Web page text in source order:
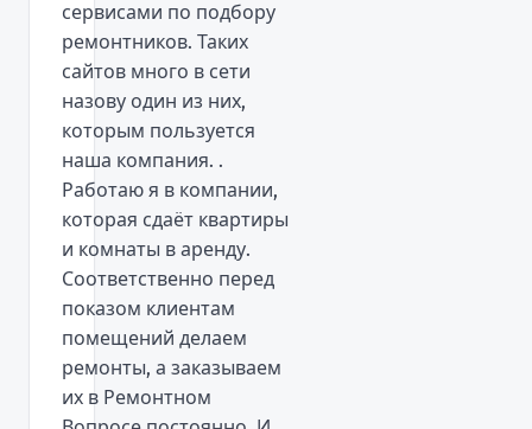
сервисами по подбору
ремонтников. Таких
сайтов много в сети
назову один из них,
которым пользуется
наша компания. .
Работаю я в компании,
которая сдаёт квартиры
и комнаты в аренду.
Соответственно перед
показом клиентам
помещений делаем
ремонты, а заказываем
их в Ремонтном